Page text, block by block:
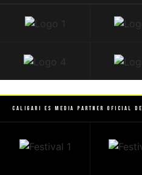
Caligari es Media Partner Oficial de